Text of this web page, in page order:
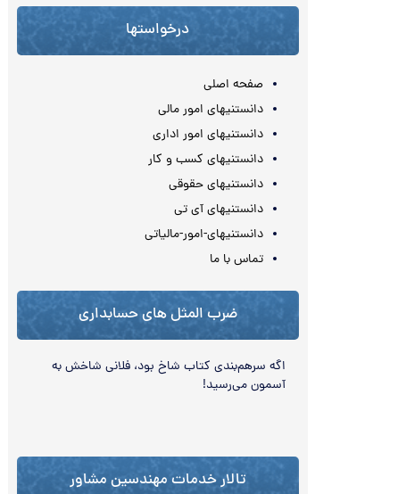
درخواستها
صفحه اصلی
دانستنیهای امور مالی
دانستنیهای امور اداری
دانستنیهای کسب و کار
دانستنیهای حقوقی
دانستنیهای آی تی
دانستنیهای-امور-مالیاتی
تماس با ما
ضرب المثل های حسابداری
اگه سرهم‌‏بندی کتاب شاخ بود، فلاني شاخش به‌‏
آسمون مي‌‏رسيد!
تالار خدمات مهندسین مشاور